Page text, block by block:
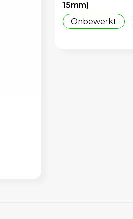
15mm)
Onbewerkt